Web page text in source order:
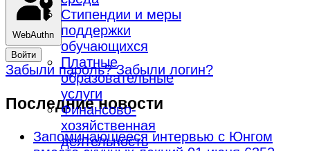
Стипендии и меры
поддержки
обучающихся
Платные
образовательные
услуги
Финансово-
хозяйственная
деятельность
WebAuthn
Войти
Забыли пароль?Забыли логин?
Последние новости
Запоминающееся интервью с Юнгом